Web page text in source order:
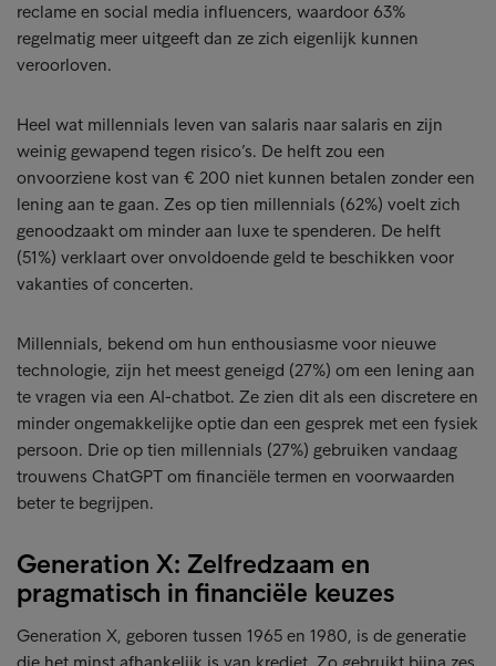
reclame en social media influencers, waardoor 63%
regelmatig meer uitgeeft dan ze zich eigenlijk kunnen
veroorloven.
Heel wat millennials leven van salaris naar salaris en zijn
weinig gewapend tegen risico’s. De helft zou een
onvoorziene kost van € 200 niet kunnen betalen zonder een
lening aan te gaan. Zes op tien millennials (62%) voelt zich
genoodzaakt om minder aan luxe te spenderen. De helft
(51%) verklaart over onvoldoende geld te beschikken voor
vakanties of concerten.
Millennials, bekend om hun enthousiasme voor nieuwe
technologie, zijn het meest geneigd (27%) om een lening aan
te vragen via een AI-chatbot. Ze zien dit als een discretere en
minder ongemakkelijke optie dan een gesprek met een fysiek
persoon. Drie op tien millennials (27%) gebruiken vandaag
trouwens ChatGPT om financiële termen en voorwaarden
beter te begrijpen.
Generation X: Zelfredzaam en
pragmatisch in financiële keuzes
Generation X, geboren tussen 1965 en 1980, is de generatie